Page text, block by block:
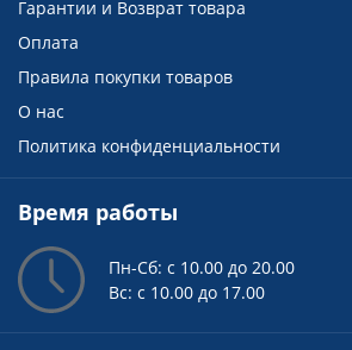
Гарантии и Возврат товара
Оплата
Правила покупки товаров
О нас
Политика конфиденциальности
Время работы
Пн-Сб: с 10.00 до 20.00
Вс: с 10.00 до 17.00